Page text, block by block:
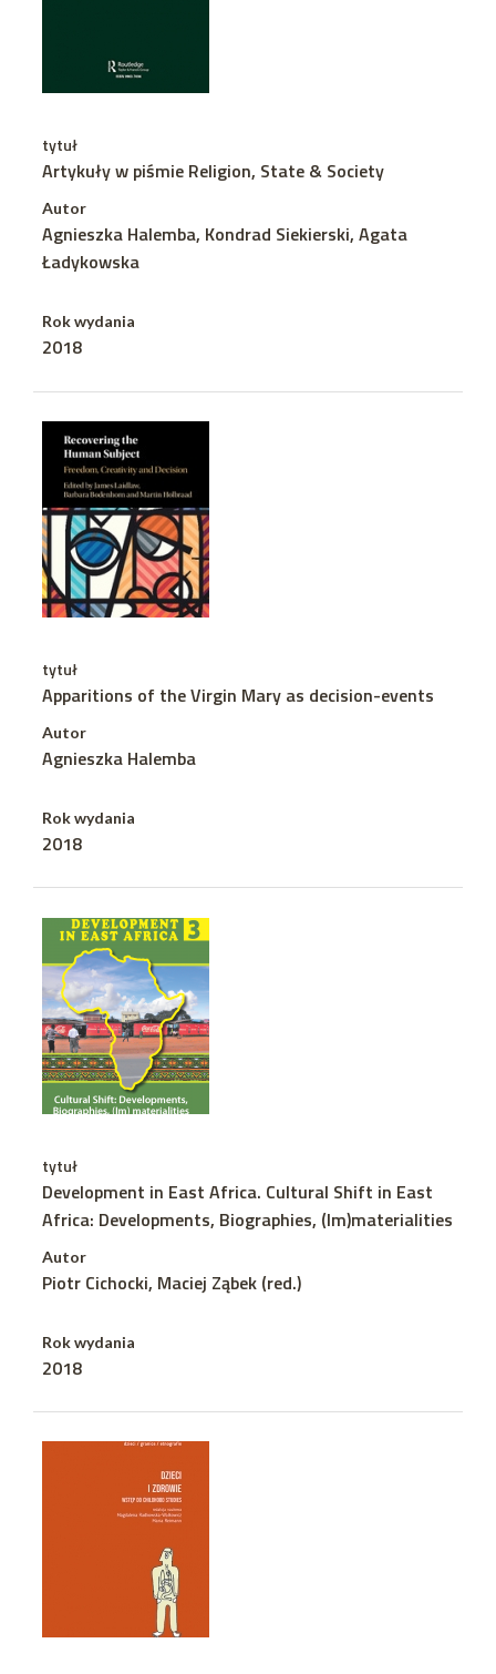
tytuł
Artykuły w piśmie Religion, State & Society
Autor
Agnieszka Halemba, Kondrad Siekierski, Agata
Ładykowska
Rok wydania
2018
tytuł
Apparitions of the Virgin Mary as decision-events
Autor
Agnieszka Halemba
Rok wydania
2018
tytuł
Development in East Africa. Cultural Shift in East
Africa: Developments, Biographies, (Im)materialities
Autor
Piotr Cichocki, Maciej Ząbek (red.)
Rok wydania
2018